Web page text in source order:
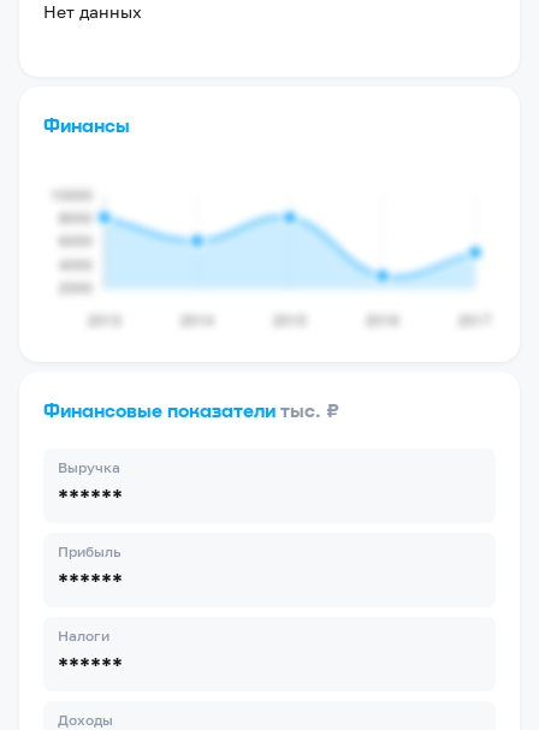
Нет данных
Финансы
Финансовые показатели тыс. ₽
Выручка
******
Прибыль
******
Налоги
******
Доходы